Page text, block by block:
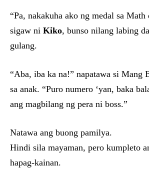
“Pa, nakakuha ako ng medal sa
sigaw ni Kiko, bunso nilang labing
gulang.
“Aba, iba ka na!” napatawa si Mang
sa anak. “Puro numero ‘yan, baka
ang magbilang ng pera ni boss.”
Natawa ang buong pamilya.
Hindi sila mayaman, pero kumpleto
hapag-kainan.